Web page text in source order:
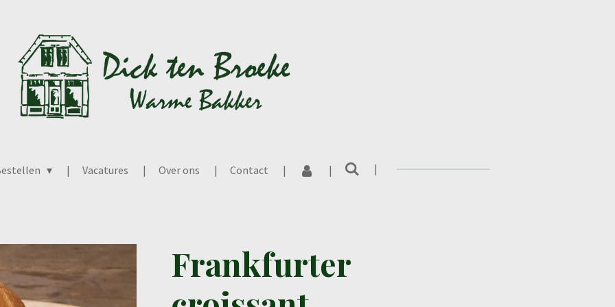
Vacatures Over ons Contact
Frankfurter